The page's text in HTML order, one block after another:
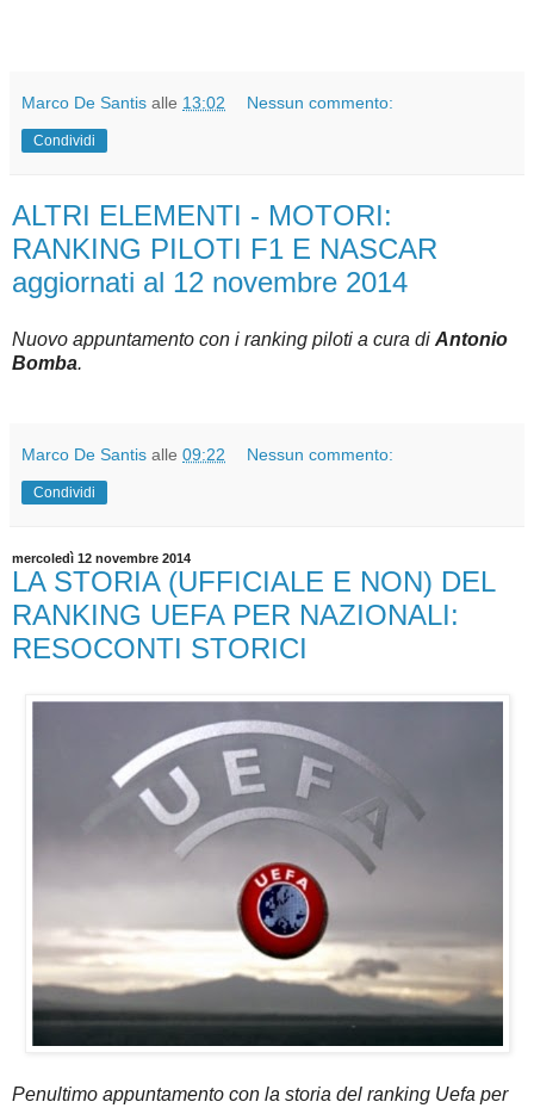
Marco De Santis alle 13:02 Nessun commento:
Condividi
ALTRI ELEMENTI - MOTORI:
RANKING PILOTI F1 E NASCAR
aggiornati al 12 novembre 2014
Nuovo appuntamento con i ranking piloti a cura di Antonio
Bomba.
Marco De Santis alle 09:22 Nessun commento:
Condividi
mercoledì 12 novembre 2014
LA STORIA (UFFICIALE E NON) DEL
RANKING UEFA PER NAZIONALI:
RESOCONTI STORICI
Penultimo appuntamento con la storia del ranking Uefa per